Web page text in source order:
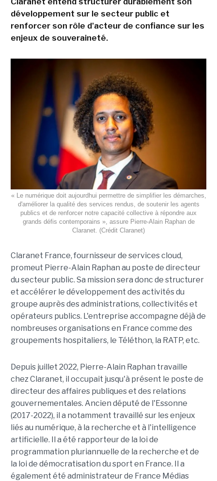
développement sur le secteur public et
renforcer son rôle d'acteur de confiance sur les
enjeux de souveraineté.
« Le numérique doit aujourdhui permettre de simplifier les démarches,
d'améliorer la qualité des services rendus, de soutenir les agents
publics et de renforcer notre capacité collective à répondre aux
grands défis contemporains », assure Pierre-Alain Raphan de
Claranet. (Crédit Claranet)
Claranet France, fournisseur de services cloud,
promeut Pierre-Alain Raphan au poste de directeur
du secteur public. Sa mission sera donc de structurer
et accélérer le développement des activités du
groupe auprès des administrations, collectivités et
opérateurs publics. L'entreprise accompagne déjà de
nombreuses organisations en France comme des
groupements hospitaliers, le Téléthon, la RATP, etc.
Depuis juillet 2022, Pierre-Alain Raphan travaille
chez Claranet, il occupait jusqu'à présent le poste de
directeur des affaires publiques et des relations
gouvernementales. Ancien député de l'Essonne
(2017-2022), il a notamment travaillé sur les enjeux
liés au numérique, à la recherche et à l'intelligence
artificielle. Il a été rapporteur de la loi de
programmation pluriannuelle de la recherche et de
la loi de démocratisation du sport en France. Il a
également été administrateur de France Médias